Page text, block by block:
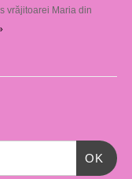
vrăjitoarei Maria din
OK